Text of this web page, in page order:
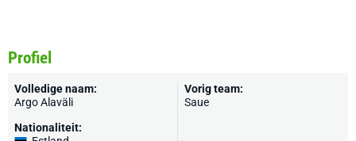
Profiel
Volledige naam:
Argo Alaväli
Nationaliteit:
Vorig team:
Saue